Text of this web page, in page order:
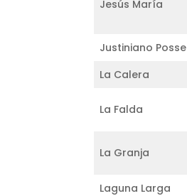
Jesús María
Justiniano Posse
La Calera
La Falda
La Granja
Laguna Larga